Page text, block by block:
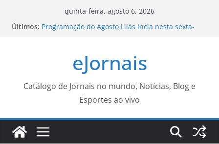
quinta-feira, agosto 6, 2026
Últimos: Programação do Agosto Lilás incia nesta sexta-
escolas após fim das férias – Agência de Notícias
Vira CG leva asfalto às Vilas Nogueira e Aimoré –
Diagnóstico tardio dá poucas chances de cura do
câncer de pulmão
Estudantes: ajudem a construir as regras das
eJornais
Catálogo de Jornais no mundo, Notícias, Blog e
Esportes ao vivo